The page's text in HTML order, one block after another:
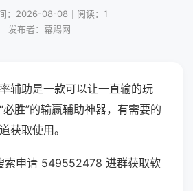
：2026-08-08｜阅读：1
发布者：幕赐网
辅助是一款可以让一直输的玩
胜”的输赢辅助神器，有需要的
获取使用。
索申请 549552478 进群获取软